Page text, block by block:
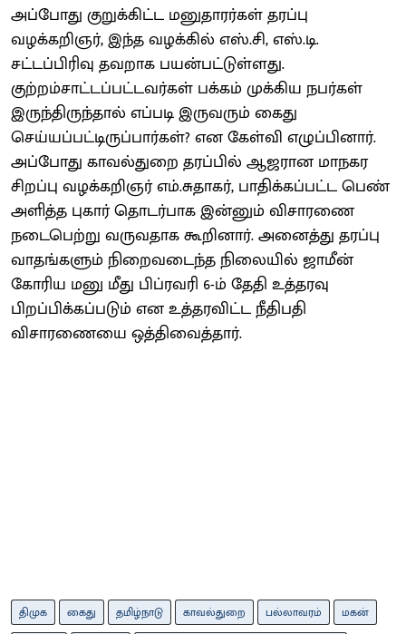
அப்போது குறுக்கிட்ட மனுதாரர்கள் தரப்பு
வழக்கறிஞர், இந்த வழக்கில் எஸ்.சி, எஸ்.டி.
சட்டப்பிரிவு தவறாக பயன்பட்டுள்ளது.
குற்றம்சாட்டப்பட்டவர்கள் பக்கம் முக்கிய நபர்கள்
இருந்திருந்தால் எப்படி இருவரும் கைது
செய்யப்பட்டிருப்பார்கள்? என கேள்வி எழுப்பினார்.
அப்போது காவல்துறை தரப்பில் ஆஜரான மாநகர
சிறப்பு வழக்கறிஞர் எம்.சுதாகர், பாதிக்கப்பட்ட பெண்
அளித்த புகார் தொடர்பாக இன்னும் விசாரணை
நடைபெற்று வருவதாக கூறினார். அனைத்து தரப்பு
வாதங்களும் நிறைவடைந்த நிலையில் ஜாமீன்
கோரிய மனு மீது பிப்ரவரி 6-ம் தேதி உத்தரவு
பிறப்பிக்கப்படும் என உத்தரவிட்ட நீதிபதி
விசாரணையை ஒத்திவைத்தார்.
திமுக கைது தமிழ்நாடு காவல்துறை பல்லாவரம்
மகன்